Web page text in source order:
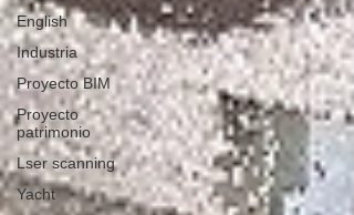
English
Industria
Proyecto BIM
Proyecto
patrimonio
Lser scanning
Yacht